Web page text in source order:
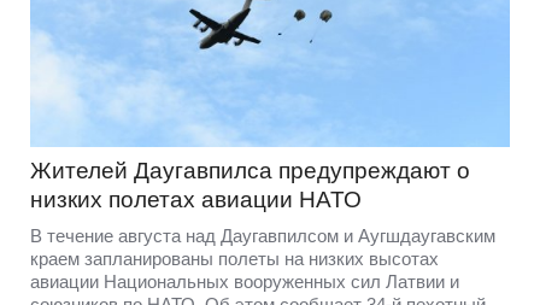
Жителей Даугавпилса предупреждают о
низких полетах авиации НАТО
В течение августа над Даугавпилсом и Аугшдаугавским
краем запланированы полеты на низких высотах
авиации Национальных вооруженных сил Латвии и